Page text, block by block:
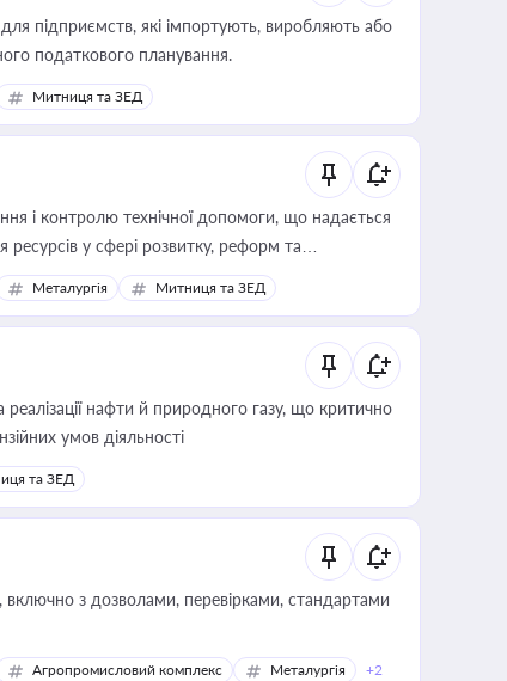
підприємств, які імпортують, виробляють або
податкового планування.
Митниця та ЗЕД
і контролю технічної допомоги, що надається
у сфері розвитку, реформ та
Металургія Митниця та ЗЕД
нафти й природного газу, що критично
умов діяльності
та ЗЕД
з дозволами, перевірками, стандартами
Агропромисловий комплекс Металургія +2